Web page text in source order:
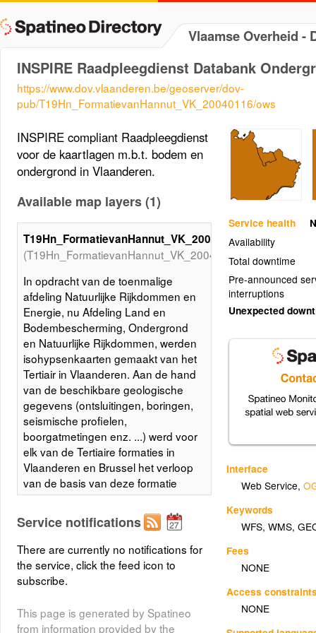
Vlaamse Overheid -
INSPIRE Raadpleegdienst Databank
https://www.dov.vlaanderen.be/geoserver/dov-
pub/T19Hn_FormatievanHannut_VK_20040116/ows
Service health
Availability
Total downtime
Pre-announced
interruptions
Unexpected
Interface
Web Service,
Keywords
WFS,WMS,
Fees
NONE
Access
NONE
INSPIRE compliant Raadpleegdienst
voor de kaartlagen m.b.t. bodem en
ondergrond in Vlaanderen.
Available map layers (1)
T19Hn_FormatievanHannut_VK_20040116
(T19Hn_FormatievanHannut_VK_20040116)
In opdracht van de toenmalige
afdeling Natuurlijke Rijkdommen en
Energie, nu Afdeling Land en
Bodembescherming, Ondergrond
en Natuurlijke Rijkdommen, werden
isohypsenkaarten gemaakt van het
Tertiair in Vlaanderen. Aan de hand
van de beschikbare geologische
gegevens (ontsluitingen, boringen,
seismische profielen,
boorgatmetingen enz. ...) werd voor
elk van de Tertiaire formaties in
Vlaanderen en Brussel het verloop
van de basis van deze formatie
opgesteld in de vorm van
isohypsenkaarten. Het rapport
omvat de voorkomensgebieden
van de Tertiaire formaties, de
breuken en de isohypsen van de
basis van de Tertiaire formaties.
Service notifications
There are currently no notifications for
the service, click the feed icon to
subscribe.
This page is generated by Spatineo
from information provided by the